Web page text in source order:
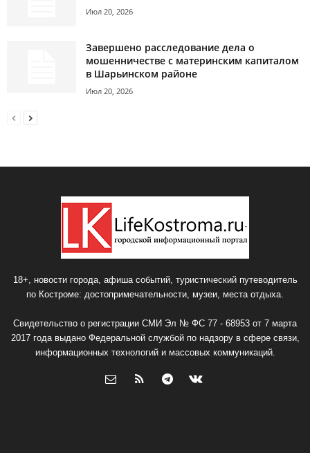
Июл 20, 2026
Завершено расследование дела о
мошенничестве с материнским капиталом
в Шарьинском районе
Июл 20, 2026
18+, новости города, афиша событий, туристический путеводитель
по Костроме: достопримечательности, музеи, места отдыха.
Свидетельство о регистрации СМИ Эл № ФС 77 - 68953 от 7 марта
2017 года выдано Федеральной службой по надзору в сфере связи,
информационных технологий и массовых коммуникаций.